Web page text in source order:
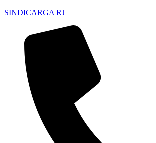
SINDICARGA RJ